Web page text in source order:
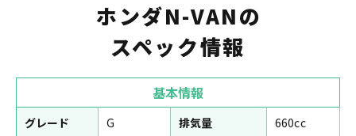
ホンダN-VANの
スペック情報
基本情報
グレード G 排気量
660cc